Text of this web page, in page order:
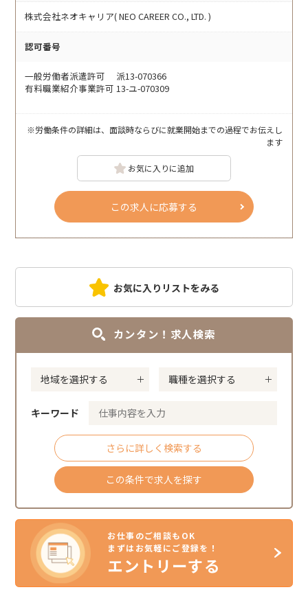
株式会社ネオキャリア( NEO CAREER CO., LTD. )
認可番号
一般労働者派遣許可 派13-070366
有料職業紹介事業許可 13-ユ-070309
※労働条件の詳細は、面談時ならびに就業開始までの過程でお伝えし
ます
お気に入りに追加
この求人に応募する
お気に入りリストをみる
カンタン！求人検索
キーワード
さらに詳しく検索する
この条件で求人を探す
お仕事のご相談もOK
まずはお気軽にご登録を！
エントリーする